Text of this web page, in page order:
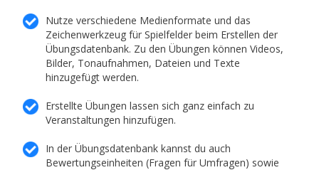
Nutze verschiedene Medienformate und das
Zeichenwerkzeug für Spielfelder beim Erstellen der
Übungsdatenbank. Zu den Übungen können Videos,
Bilder, Tonaufnahmen, Dateien und Texte
hinzugefügt werden.
Erstellte Übungen lassen sich ganz einfach zu
Veranstaltungen hinzufügen.
In der Übungsdatenbank kannst du auch
Bewertungseinheiten (Fragen für Umfragen) sowie